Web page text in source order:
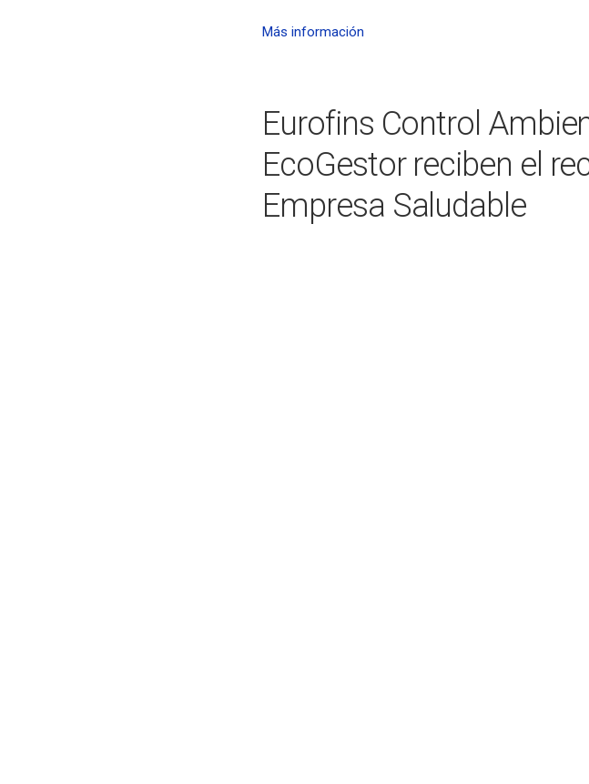
Más información
Eurofins Control
EcoGestor reciben el
Empresa Saludable